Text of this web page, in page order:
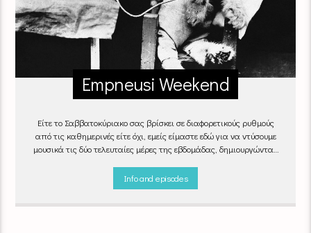
Empneusi Weekend
Είτε το Σαββατοκύριακο σας βρίσκει σε διαφορετικούς ρυθμούς
από τις καθημερινές είτε όχι, εμείς είμαστε εδώ για να ντύσουμε
μουσικά τις δύο τελευταίες μέρες της εβδομάδας, δημιουργώντας
Info and episodes